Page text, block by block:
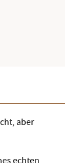
aber
echten